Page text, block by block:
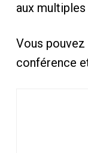
aux
Vous pouvez
conférence